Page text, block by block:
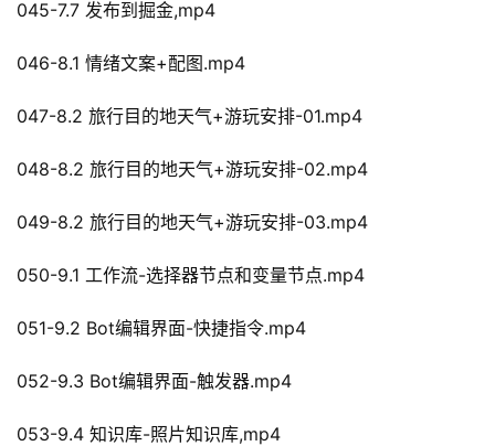
045-7.7 发布到掘金,mp4
046-8.1 情绪文案+配图.mp4
047-8.2 旅行目的地天气+游玩安排-01.mp4
048-8.2 旅行目的地天气+游玩安排-02.mp4
049-8.2 旅行目的地天气+游玩安排-03.mp4
050-9.1 工作流-选择器节点和变量节点.mp4
051-9.2 Bot编辑界面-快捷指令.mp4
052-9.3 Bot编辑界面-触发器.mp4
053-9.4 知识库-照片知识库,mp4